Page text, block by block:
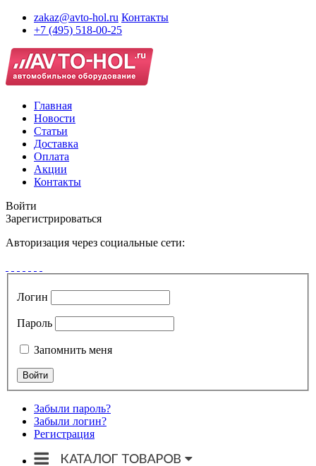
zakaz@avto-hol.ru Контакты
+7 (495) 518-00-25
Главная
Новости
Статьи
Доставка
Оплата
Акции
Контакты
Войти
Зарегистрироваться
Авторизация через социальные сети:
Логин
Пароль
Запомнить меня
Забыли пароль?
Забыли логин?
Регистрация